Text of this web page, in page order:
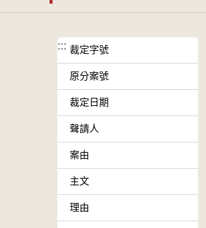
::: 裁定字號
原分案號
裁定日期
聲請人
案由
主文
理由